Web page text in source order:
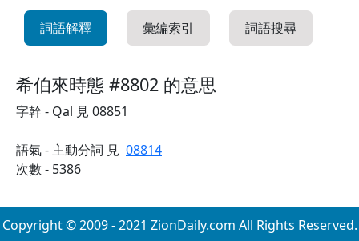
詞語解釋 彙編索引 詞語搜尋
希伯來時態 #8802 的意思
字幹 - Qal 見 08851
語氣 - 主動分詞 見 08814
次數 - 5386
Copyright © 2009 - 2021 ZionDaily.com All Rights Reserved.